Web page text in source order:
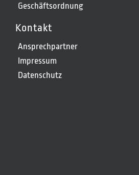
Geschäftsordnung
Kontakt
Ansprechpartner
Impressum
Datenschutz